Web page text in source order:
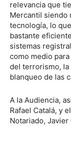
relevancia que
Mercantil siendo
tecnología, lo
bastante
sistemas
como medio
del terrorismo,
blanqueo de las
A la Audiencia,
Rafael Catalá, y
Notariado, Javier